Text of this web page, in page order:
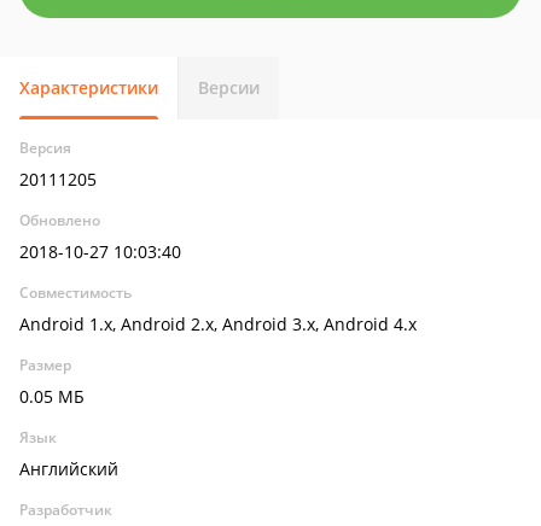
Характеристики Версии
Версия
20111205
Обновлено
2018-10-27 10:03:40
Совместимость
Android 1.x, Android 2.x, Android 3.x, Android 4.x
Размер
0.05 МБ
Язык
Английский
Разработчик